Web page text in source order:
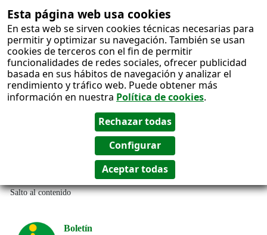
Esta página web usa cookies
En esta web se sirven cookies técnicas necesarias para
permitir y optimizar su navegación. También se usan
cookies de terceros con el fin de permitir
funcionalidades de redes sociales, ofrecer publicidad
basada en sus hábitos de navegación y analizar el
rendimiento y tráfico web. Puede obtener más
información en nuestra Política de cookies.
Salto al contenido
Boletín